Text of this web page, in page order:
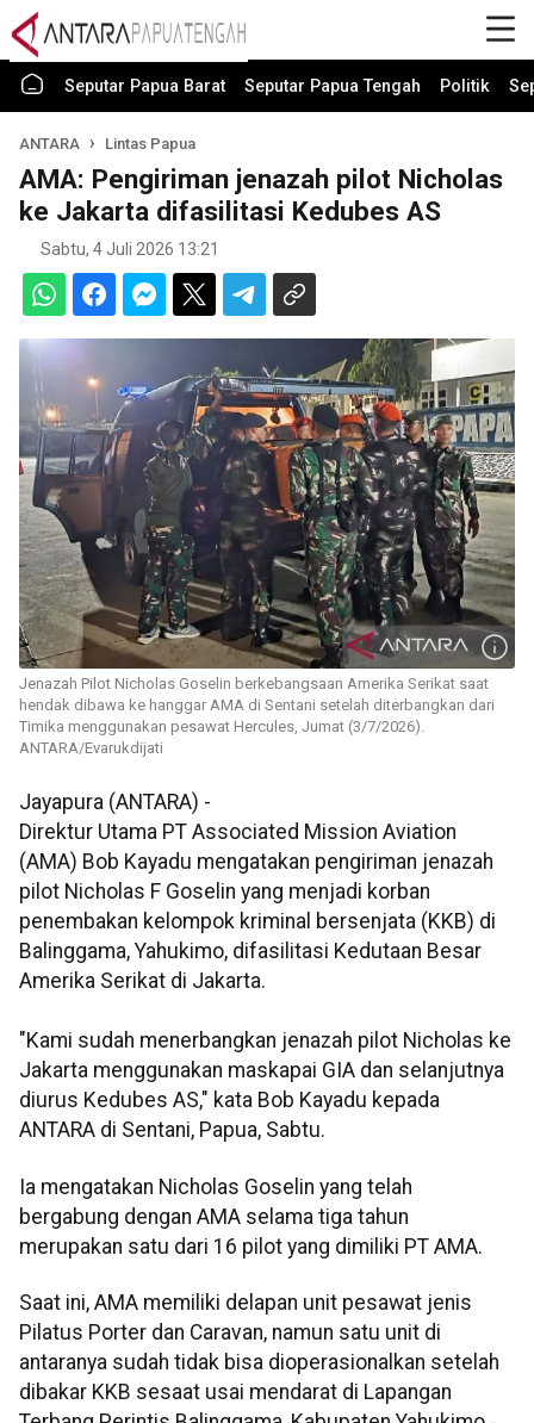
Seputar Papua Barat Seputar Papua Tengah Politik
ANTARA Lintas Papua
AMA: Pengiriman jenazah pilot Nicholas
ke Jakarta difasilitasi Kedubes AS
Sabtu, 4 Juli 2026 13:21
Jenazah Pilot Nicholas Goselin berkebangsaan Amerika Serikat saat
hendak dibawa ke hanggar AMA di Sentani setelah diterbangkan dari
Timika menggunakan pesawat Hercules, Jumat (3/7/2026).
ANTARA/Evarukdijati
Jayapura (ANTARA) -
Direktur Utama PT Associated Mission Aviation
(AMA) Bob Kayadu mengatakan pengiriman jenazah
pilot Nicholas F Goselin yang menjadi korban
penembakan kelompok kriminal bersenjata (KKB) di
Balinggama, Yahukimo, difasilitasi Kedutaan Besar
Amerika Serikat di Jakarta.
"Kami sudah menerbangkan jenazah pilot Nicholas ke
Jakarta menggunakan maskapai GIA dan selanjutnya
diurus Kedubes AS," kata Bob Kayadu kepada
ANTARA di Sentani, Papua, Sabtu.
Ia mengatakan Nicholas Goselin yang telah
bergabung dengan AMA selama tiga tahun
merupakan satu dari 16 pilot yang dimiliki PT AMA.
Saat ini, AMA memiliki delapan unit pesawat jenis
Pilatus Porter dan Caravan, namun satu unit di
antaranya sudah tidak bisa dioperasionalkan setelah
dibakar KKB sesaat usai mendarat di Lapangan